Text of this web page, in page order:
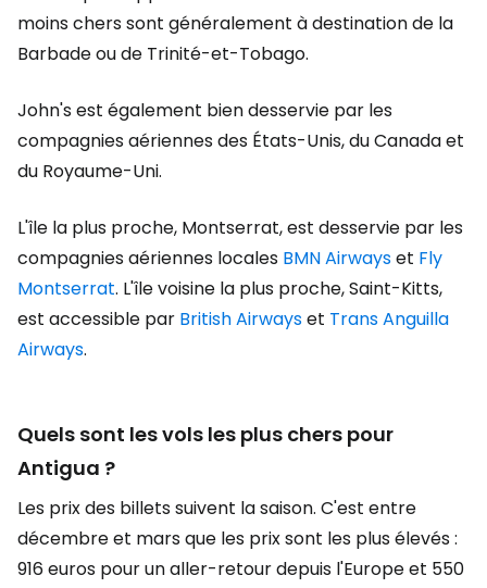
moins chers sont généralement à destination de la
Barbade ou de Trinité-et-Tobago.
John's est également bien desservie par les
compagnies aériennes des États-Unis, du Canada et
du Royaume-Uni.
L'île la plus proche, Montserrat, est desservie par les
compagnies aériennes locales BMN Airwayset Fly
Montserrat. L'île voisine la plus proche, Saint-Kitts,
est accessible par British Airwayset Trans Anguilla
Airways.
Quels sont les vols les plus chers pour
Antigua ?
Les prix des billets suivent la saison. C'est entre
décembre et mars que les prix sont les plus élevés :
916 euros pour un aller-retour depuis l'Europe et 550